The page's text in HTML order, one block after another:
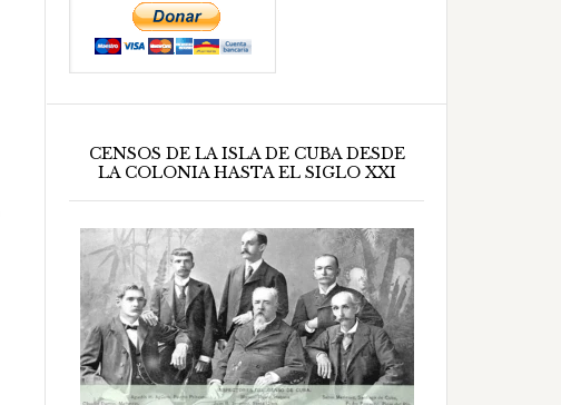
CENSOS DE LA ISLA DE CUBA DESDE
LA COLONIA HASTA EL SIGLO XXI